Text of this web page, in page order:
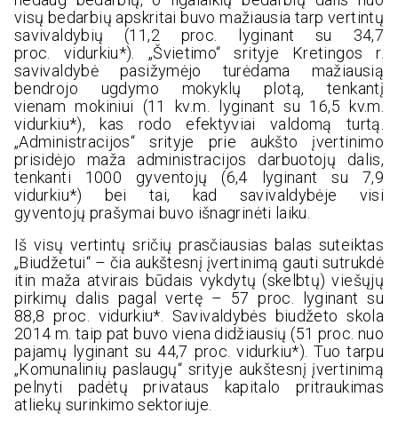
visų bedarbių apskritai buvo mažiausia tarp vertintų
savivaldybių (11,2 proc. lyginant su 34,7
proc. vidurkiu*). „Švietimo“ srityje Kretingos r.
savivaldybė pasižymėjo turėdama mažiausią
bendrojo ugdymo mokyklų plotą, tenkantį
vienam mokiniui (11 kv.m. lyginant su 16,5 kv.m.
vidurkiu*), kas rodo efektyviai valdomą turtą.
„Administracijos“ srityje prie aukšto įvertinimo
prisidėjo maža administracijos darbuotojų dalis,
tenkanti 1000 gyventojų (6,4 lyginant su 7,9
vidurkiu*) bei tai, kad savivaldybėje visi
gyventojų prašymai buvo išnagrinėti laiku.
Iš visų vertintų sričių prasčiausias balas suteiktas
„Biudžetui“ – čia aukštesnį įvertinimą gauti sutrukdė
itin maža atvirais būdais vykdytų (skelbtų) viešųjų
pirkimų dalis pagal vertę – 57 proc. lyginant su
88,8 proc. vidurkiu*. Savivaldybės biudžeto skola
2014 m. taip pat buvo viena didžiausių (51 proc. nuo
pajamų lyginant su 44,7 proc. vidurkiu*). Tuo tarpu
„Komunalinių paslaugų“ srityje aukštesnį įvertinimą
pelnyti padėtų privataus kapitalo pritraukimas
atliekų surinkimo sektoriuje.